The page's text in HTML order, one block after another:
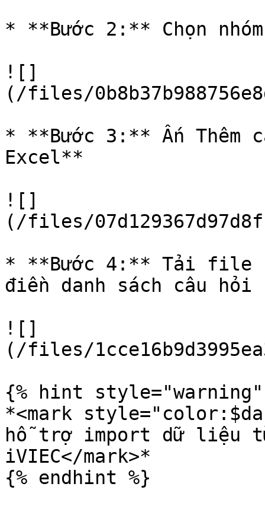
* **Bước 2:** Chọn
![]
(/files/
* **Bước 3:** Ấn Thêm
Excel**
![]
(/files/
* **Bước 4:** Tải file
điền danh sách câu hỏi
![]
(/files/
{% hint style="warning"
*<mark
hỗ trợ import dữ liệu
iVIEC</mark>*
{% endhint %}